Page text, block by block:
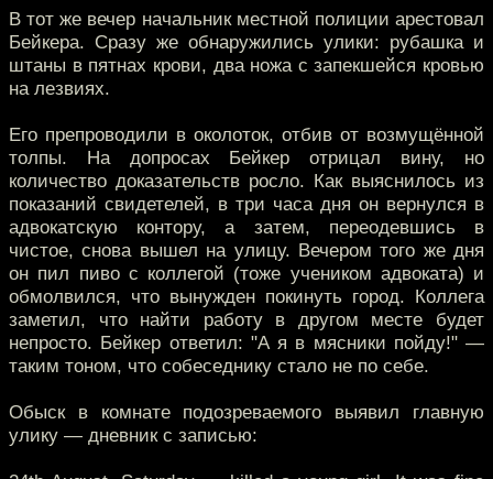
В тот же вечер начальник местной полиции арестовал
Бейкера. Сразу же обнаружились улики: рубашка и
штаны в пятнах крови, два ножа с запекшейся кровью
на лезвиях.
Его препроводили в околоток, отбив от возмущённой
толпы. На допросах Бейкер отрицал вину, но
количество доказательств росло. Как выяснилось из
показаний свидетелей, в три часа дня он вернулся в
адвокатскую контору, а затем, переодевшись в
чистое, снова вышел на улицу. Вечером того же дня
он пил пиво с коллегой (тоже учеником адвоката) и
обмолвился, что вынужден покинуть город. Коллега
заметил, что найти работу в другом месте будет
непросто. Бейкер ответил: "А я в мясники пойду!" —
таким тоном, что собеседнику стало не по себе.
Обыск в комнате подозреваемого выявил главную
улику — дневник с записью: